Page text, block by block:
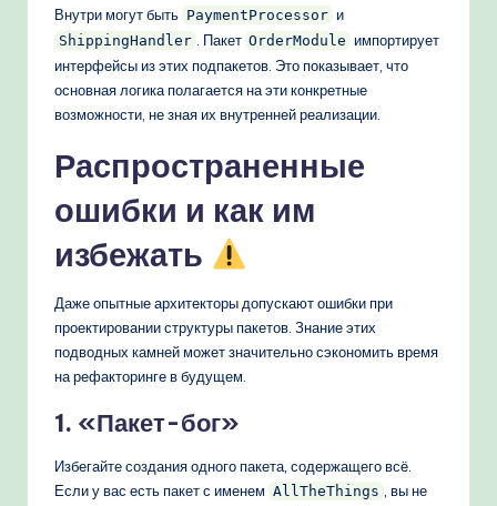
Внутри могут быть PaymentProcessor и
ShippingHandler . Пакет OrderModule импортирует
интерфейсы из этих подпакетов. Это показывает, что
основная логика полагается на эти конкретные
возможности, не зная их внутренней реализации.
Распространенные
ошибки и как им
избежать
Даже опытные архитекторы допускают ошибки при
проектировании структуры пакетов. Знание этих
подводных камней может значительно сэкономить время
на рефакторинге в будущем.
1. «Пакет-бог»
Избегайте создания одного пакета, содержащего всё.
Если у вас есть пакет с именем AllTheThings
, вы не